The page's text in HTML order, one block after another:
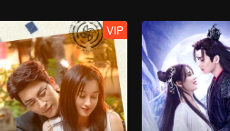
VIP